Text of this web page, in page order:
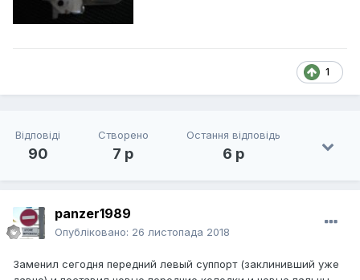
1
Відповіді
90
Створено
7 р
Остання відповідь
6 р
panzer1989
Опубліковано: 26 листопада 2018
Заменил сегодня передний левый суппорт (заклинивший уже